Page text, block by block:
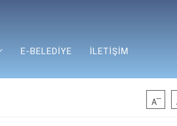
E-BELEDİYE İLETİŞİM